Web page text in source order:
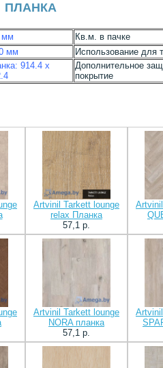
мм Кв.м. в пачке
мм Использование для
914.4 х
Дополнительное
покрытие
Artvinil Tarkett lounge
relax Планка
57,1 p.
Artvinil Tarkett lounge
NORA планка
57,1 p.